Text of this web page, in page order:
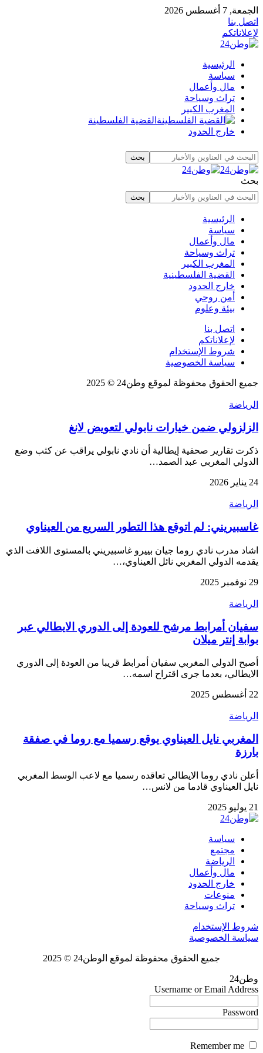
الجمعة, 7 أغسطس 2026
اتصل بنا
لإعلاناتكم
الرئيسية
سياسة
مال وأعمال
تراث وسياحة
المغرب الكبير
القضية الفلسطينة
خارج الحدود
بحث
الرئيسية
سياسة
مال وأعمال
تراث وسياحة
المغرب الكبير
القضية الفلسطينية
خارج الحدود
أمن روحي
بيئة وعلوم
اتصل بنا
لإعلاناتكم
شروط الإستخدام
سياسة الخصوصية
جميع الحقوق محفوظة لموقع وطن24 © 2025
الرياضة
الزلزولي ضمن خيارات نابولي لتعويض لانغ
ذكرت تقارير صحفية إيطالية أن نادي نابولي يراقب عن كثب وضع
الدولي المغربي عبد الصمد…
24 يناير 2026
الرياضة
غاسبيريني: لم اتوقع هذا التطور السريع من العيناوي
اشاد مدرب نادي روما جيان بييرو غاسبيريني بالمستوى اللافت الذي
يقدمه الدولي المغربي نائل العيناوي،…
29 نوفمبر 2025
الرياضة
سفيان أمرابط مرشح للعودة إلى الدوري الايطالي عبر
بوابة إنتر ميلان
أصبح الدولي المغربي سفيان أمرابط قريبا من العودة إلى الدوري
الايطالي، بعدما جرى اقتراح اسمه…
22 أغسطس 2025
الرياضة
المغربي نايل العيناوي يوقع رسميا مع روما في صفقة
بارزة
أعلن نادي روما الايطالي تعاقده رسميا مع لاعب الوسط المغربي
نايل العيناوي قادما من لانس…
21 يوليو 2025
سياسة
مجتمع
الرياضة
مال وأعمال
خارج الحدود
منوعات
تراث وسياحة
شروط الإستخدام
سياسة الخصوصية
جميع الحقوق محفوظة لموقع الوطن24 © 2025
وطن24
Username or Email Address
Password